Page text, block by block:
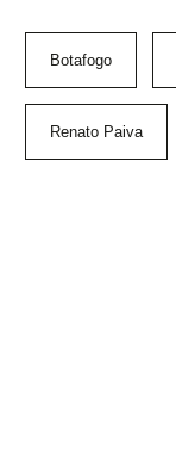
Botafogo
Renato Paiva